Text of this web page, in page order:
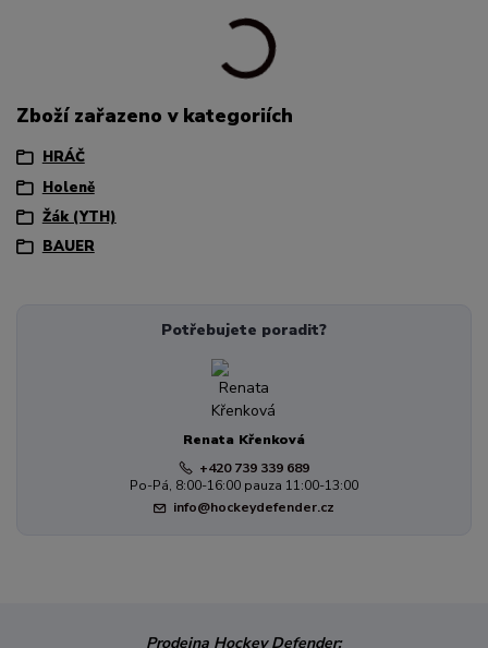
Zboží zařazeno v kategoriích
HRÁČ
Holeně
Žák (YTH)
BAUER
Potřebujete poradit?
Renata Křenková
+420 739 339 689
Po-Pá, 8:00-16:00 pauza 11:00-13:00
info@hockeydefender.cz
Prodejna Hockey Defender: